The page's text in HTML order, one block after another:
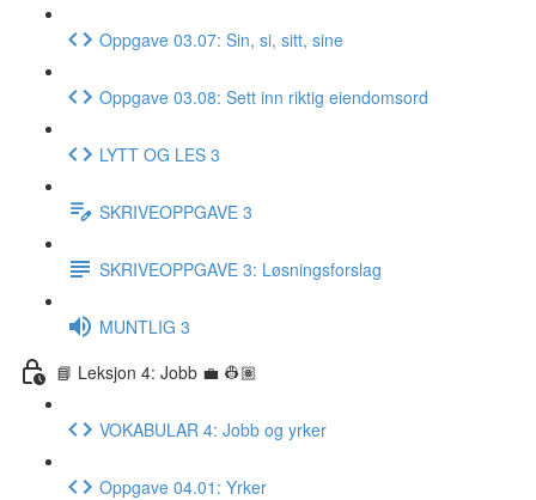
Oppgave 03.07: Sin, si, sitt, sine
Oppgave 03.08: Sett inn riktig eiendomsord
LYTT OG LES 3
SKRIVEOPPGAVE 3
SKRIVEOPPGAVE 3: Løsningsforslag
MUNTLIG 3
📘 Leksjon 4: Jobb 💼 👷🏽
VOKABULAR 4: Jobb og yrker
Oppgave 04.01: Yrker